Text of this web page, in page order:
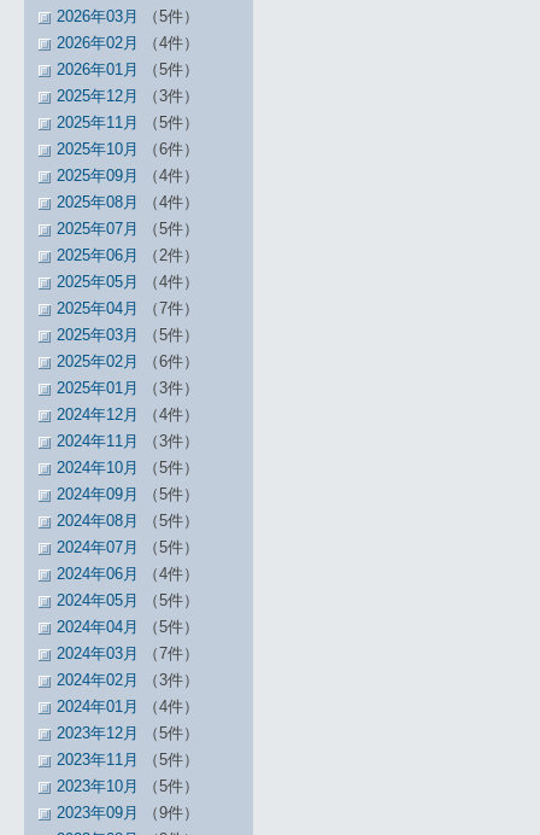
2026年03月
（5件）
2026年02月
（4件）
2026年01月
（5件）
2025年12月
（3件）
2025年11月
（5件）
2025年10月
（6件）
2025年09月
（4件）
2025年08月
（4件）
2025年07月
（5件）
2025年06月
（2件）
2025年05月
（4件）
2025年04月
（7件）
2025年03月
（5件）
2025年02月
（6件）
2025年01月
（3件）
2024年12月
（4件）
2024年11月
（3件）
2024年10月
（5件）
2024年09月
（5件）
2024年08月
（5件）
2024年07月
（5件）
2024年06月
（4件）
2024年05月
（5件）
2024年04月
（5件）
2024年03月
（7件）
2024年02月
（3件）
2024年01月
（4件）
2023年12月
（5件）
2023年11月
（5件）
2023年10月
（5件）
2023年09月
（9件）